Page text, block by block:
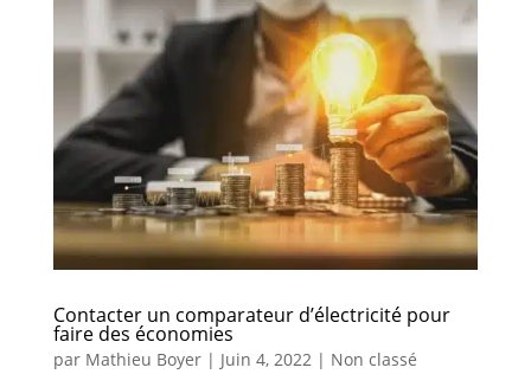
Contacter un comparateur d’électricité pour
faire des économies
par Mathieu Boyer| Juin 4, 2022| Non classé